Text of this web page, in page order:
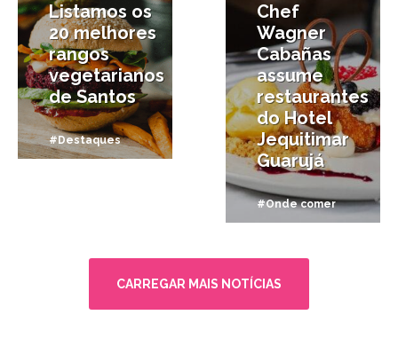
Listamos os
20 melhores
rangos
vegetarianos
de Santos
#Destaques
Chef
Wagner
Cabañas
assume
restaurantes
do Hotel
Jequitimar
Guarujá
#Onde comer
CARREGAR MAIS NOTÍCIAS